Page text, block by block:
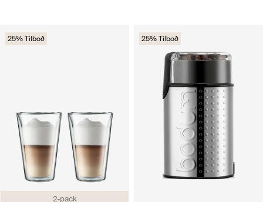
2-pack
25% Tilboð 25% Tilboð